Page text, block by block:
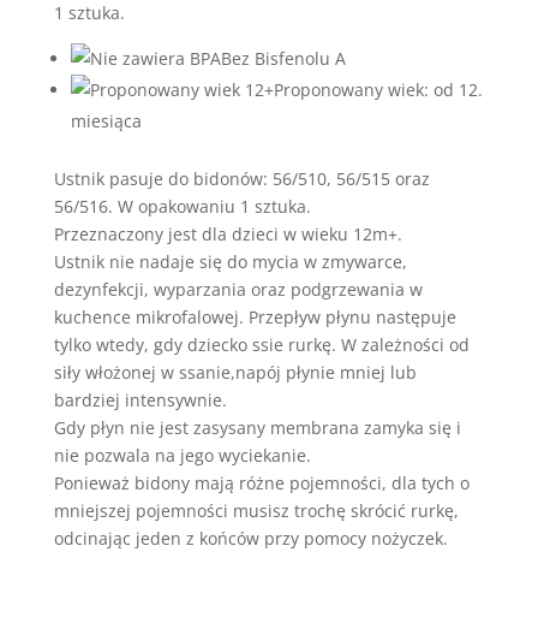
1 sztuka.
Bez Bisfenolu A
Proponowany wiek: od 12.
miesiąca
Ustnik pasuje do bidonów: 56/510, 56/515 oraz
56/516. W opakowaniu 1 sztuka.
Przeznaczony jest dla dzieci w wieku 12m+.
Ustnik nie nadaje się do mycia w zmywarce,
dezynfekcji, wyparzania oraz podgrzewania w
kuchence mikrofalowej. Przepływ płynu następuje
tylko wtedy, gdy dziecko ssie rurkę. W zależności od
siły włożonej w ssanie,napój płynie mniej lub
bardziej intensywnie.
Gdy płyn nie jest zasysany membrana zamyka się i
nie pozwala na jego wyciekanie.
Ponieważ bidony mają różne pojemności, dla tych o
mniejszej pojemności musisz trochę skrócić rurkę,
odcinając jeden z końców przy pomocy nożyczek.